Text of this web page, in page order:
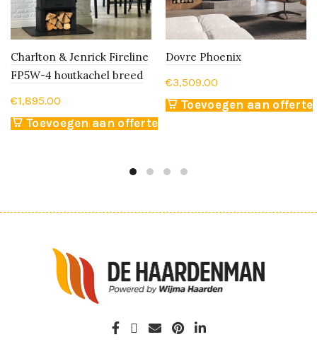
Charlton & Jenrick Fireline
FP5W-4 houtkachel breed
€1,895.00
Toevoegen aan offerte
Dovre Phoenix
€3,509.00
Toevoegen aan offerte